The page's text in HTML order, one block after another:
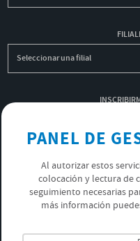
Seleccionar una filial
POLÍTICA DE PRIVACIDAD
ÚNETE AL EQUIPO SOPREMA
PANEL DE
Al autorizar estos
colocación y lectura de
seguimiento necesarias
más información